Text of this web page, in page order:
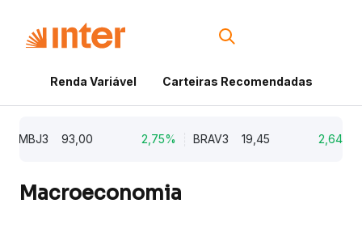
Renda Variável Carteiras Recomendadas
EMBJ3 93,00 2,75% BRAV3 19,45 2,64%
Macroeconomia